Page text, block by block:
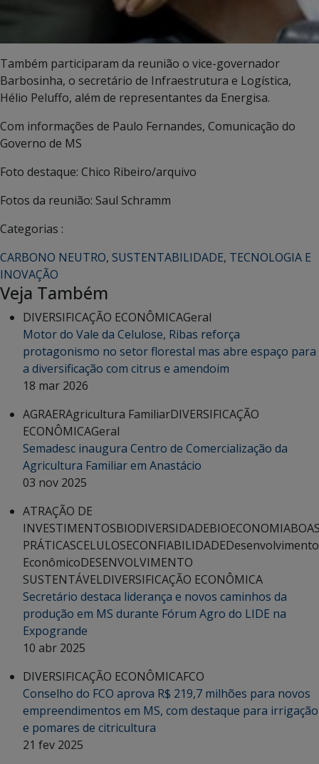
Também participaram da reunião o vice-governador
Barbosinha, o secretário de Infraestrutura e Logística,
Hélio Peluffo, além de representantes da Energisa.
Com informações de Paulo Fernandes, Comunicação do
Governo de MS
Foto destaque: Chico Ribeiro/arquivo
Fotos da reunião: Saul Schramm
Categorias :
CARBONO NEUTRO, SUSTENTABILIDADE, TECNOLOGIA E
INOVAÇÃO
Veja Também
DIVERSIFICAÇÃO ECONÔMICAGeral
Motor do Vale da Celulose, Ribas reforça
protagonismo no setor florestal mas abre espaço para
a diversificação com citrus e amendoim
18 mar 2026
AGRAERAgricultura FamiliarDIVERSIFICAÇÃO
ECONÔMICAGeral
Semadesc inaugura Centro de Comercialização da
Agricultura Familiar em Anastácio
03 nov 2025
ATRAÇÃO DE
INVESTIMENTOSBIODIVERSIDADEBIOECONOMIA
PRÁTICASCELULOSECONFIABILIDADEDesenvolvimento
EconômicoDESENVOLVIMENTO
SUSTENTÁVELDIVERSIFICAÇÃO ECONÔMICA
Secretário destaca liderança e novos caminhos da
produção em MS durante Fórum Agro do LIDE na
Expogrande
10 abr 2025
DIVERSIFICAÇÃO ECONÔMICAFCO
Conselho do FCO aprova R$ 219,7 milhões para novos
empreendimentos em MS, com destaque para irrigação
e pomares de citricultura
21 fev 2025